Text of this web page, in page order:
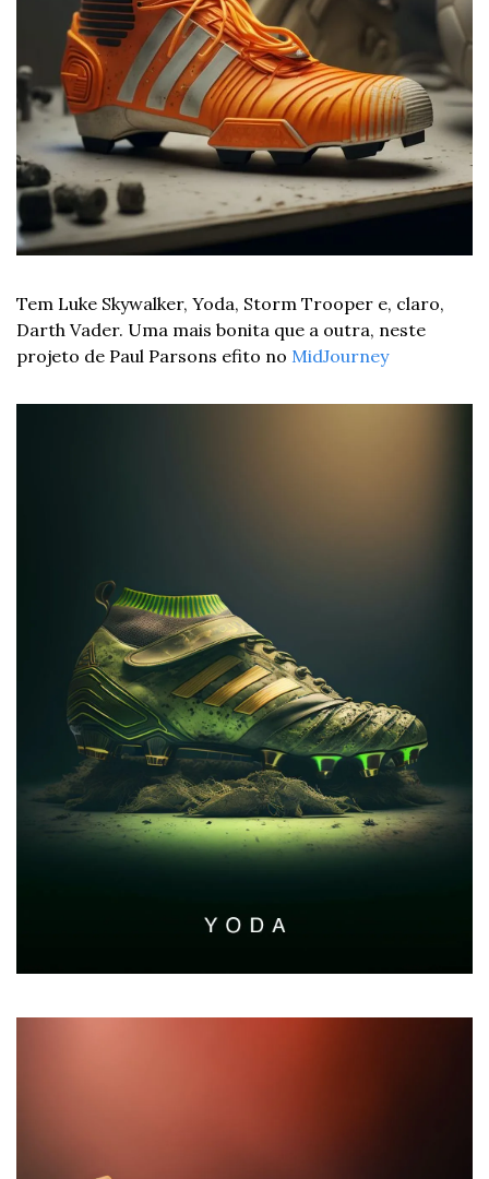
Tem Luke Skywalker, Yoda, Storm Trooper e, claro,
Darth Vader. Uma mais bonita que a outra, neste
projeto de Paul Parsons efito no MidJourney